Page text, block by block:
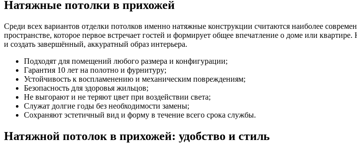
Натяжные потолки в прихожей
Среди всех вариантов отделки потолков именно натяжные конструкции считаются наиболее
пространстве, которое первое встречает гостей и формирует общее впечатление о доме или
и создать завершённый, аккуратный образ интерьера.
Подходят для помещений любого размера и конфигурации;
Гарантия 10 лет на полотно и фурнитуру;
Устойчивость к воспламенению и механическим повреждениям;
Безопасность для здоровья жильцов;
Не выгорают и не теряют цвет при воздействии света;
Служат долгие годы без необходимости замены;
Сохраняют эстетичный вид и форму в течение всего срока службы.
Натяжной потолок в прихожей: удобство и стиль